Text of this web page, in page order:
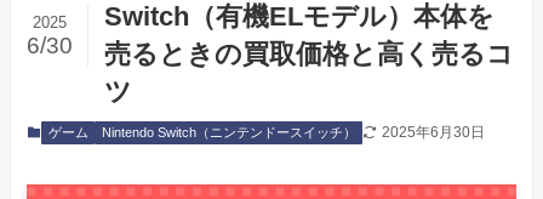
Switch（有機ELモデル）本体を
売るときの買取価格と高く売るコ
ツ
2025
6/30
ゲーム Nintendo Switch（ニンテンドースイッチ） 2025年6月30日